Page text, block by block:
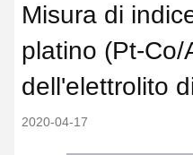
Misura di
platino (Pt-Co/
dell'elettrolito
2020-04-17